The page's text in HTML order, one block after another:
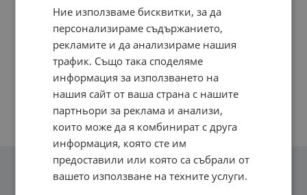
Ние използваме бисквитки, за да
персонализираме съдържанието,
рекламите и да анализираме нашия
трафик. Също така споделяме
информация за използването на
нашия сайт от ваша страна с нашите
партньори за реклама и анализи,
които може да я комбинират с друга
информация, която сте им
предоставили или която са събрали от
вашето използване на техните услуги.